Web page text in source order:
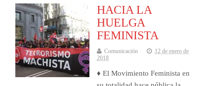
HACIA LA
HUELGA
FEMINISTA
Comunicación
12 de enero de
2018
♦ El Movimiento Feminista en